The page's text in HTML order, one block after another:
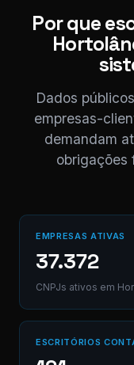
Por que
Dados
empresas-
demandam
obrigações
EMPRESAS ATIVAS
37.372
CNPJs ativos em
ESCRITÓRIOS